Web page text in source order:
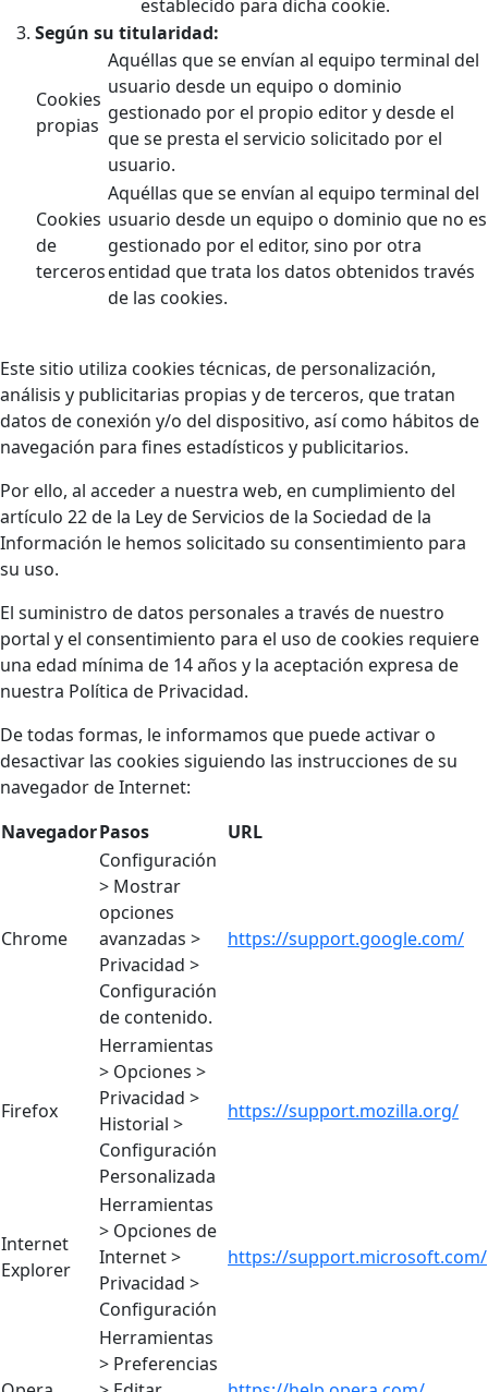
establecido para dicha cookie.
Según su titularidad:
Cookies
propias
Aquéllas que se envían al equipo terminal del
usuario desde un equipo o dominio
gestionado por el propio editor y desde el
que se presta el servicio solicitado por el
usuario.
Cookies
de
terceros
Aquéllas que se envían al equipo terminal del
usuario desde un equipo o dominio que no es
gestionado por el editor, sino por otra
entidad que trata los datos obtenidos través
de las cookies.
Este sitio utiliza cookies técnicas, de personalización,
análisis y publicitarias propias y de terceros, que tratan
datos de conexión y/o del dispositivo, así como hábitos de
navegación para fines estadísticos y publicitarios.
Por ello, al acceder a nuestra web, en cumplimiento del
artículo 22 de la Ley de Servicios de la Sociedad de la
Información le hemos solicitado su consentimiento para
su uso.
El suministro de datos personales a través de nuestro
portal y el consentimiento para el uso de cookies requiere
una edad mínima de 14 años y la aceptación expresa de
nuestra Política de Privacidad.
De todas formas, le informamos que puede activar o
desactivar las cookies siguiendo las instrucciones de su
navegador de Internet:
NavegadorPasos URL
Chrome
Configuración
> Mostrar
opciones
avanzadas >
Privacidad >
Configuración
de contenido.
https://support.google.com/
Firefox
Herramientas
> Opciones >
Privacidad >
Historial >
Configuración
Personalizada
https://support.mozilla.org/
Internet
Explorer
Herramientas
> Opciones de
Internet >
Privacidad >
Configuración
https://support.microsoft.com/
Herramientas
> Preferencias